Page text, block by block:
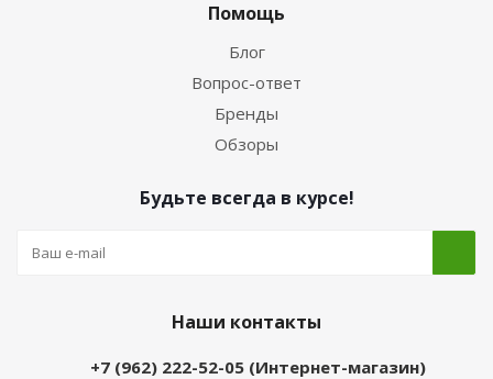
Помощь
Блог
Вопрос-ответ
Бренды
Обзоры
Будьте всегда в курсе!
Наши контакты
+7 (962) 222-52-05 (Интернет-магазин)